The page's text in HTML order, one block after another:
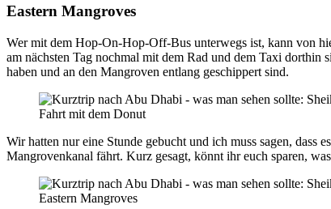
Eastern Mangroves
Wer mit dem Hop-On-Hop-Off-Bus unterwegs ist, kann von
am nächsten Tag nochmal mit dem Rad und dem Taxi
haben und an den Mangroven entlang geschippert sind.
Fahrt mit dem Donut
Wir hatten nur eine Stunde gebucht und ich muss sagen, dass
Mangrovenkanal fährt. Kurz gesagt, könnt ihr euch sparen,
Eastern Mangroves